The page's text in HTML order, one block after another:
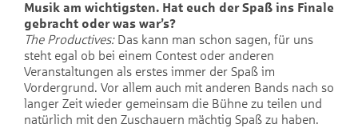
Musik am wichtigsten. Hat euch der Spaß ins Finale
gebracht oder was war’s?
The Productives:Das kann man schon sagen, für uns
steht egal ob bei einem Contest oder anderen
Veranstaltungen als erstes immer der Spaß im
Vordergrund. Vor allem auch mit anderen Bands nach so
langer Zeit wieder gemeinsam die Bühne zu teilen und
natürlich mit den Zuschauern mächtig Spaß zu haben.